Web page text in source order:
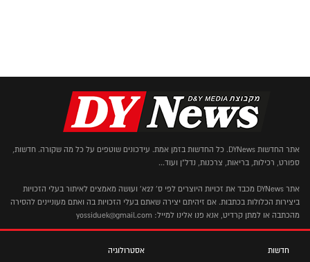
אתר החדשות DYNews. כל החדשות בזמן אמת. עידכונים שוטפים על כל מה שקורה. חדשות,
ספורט, רכילות, בריאות, צרכנות, נדל"ן ועוד...
אתר DYNews מכבד את זכויות היוצרים לפי ס' 27א' ועושה מאמצים לאיתור בעלי הזכויות
ביצירות הכלולות בכתבות. אם זיהיתם יצירה שאתם בעלי הזכויות בה ואתם מעוניינים להסירה
מהכתבה או למתן קרדיט, אנא פנו אלינו למייל: yossiduek@gmail.com
חדשות
אסטרולוגיה